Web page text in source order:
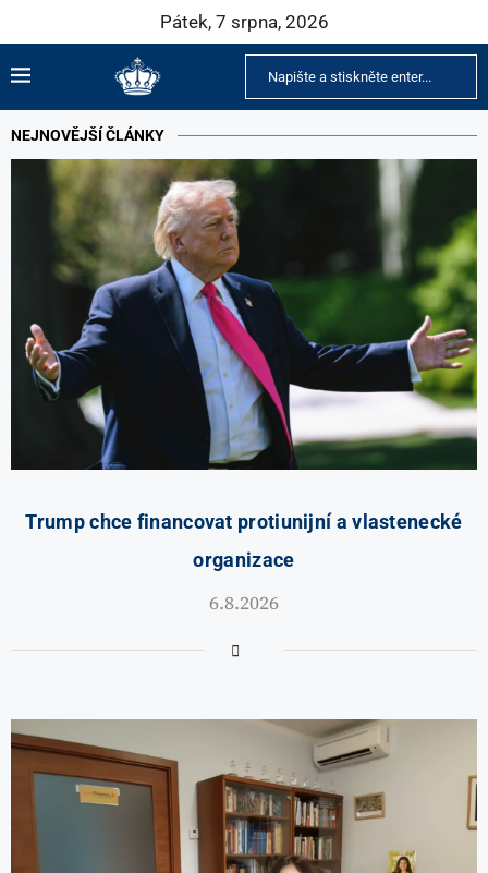
Pátek, 7 srpna, 2026
NEJNOVĚJŠÍ ČLÁNKY
Trump chce financovat protiunijní a vlastenecké
organizace
6.8.2026